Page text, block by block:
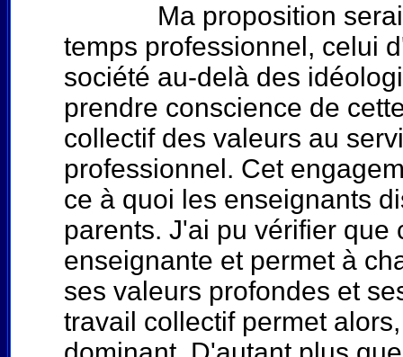
Ma proposition serait
temps professionnel, celui
société au-delà des
prendre conscience de
collectif des valeurs au
professionnel. Cet
ce à quoi les enseignants
parents. J'ai pu vérifier
enseignante et permet à
ses valeurs profondes et
travail collectif permet